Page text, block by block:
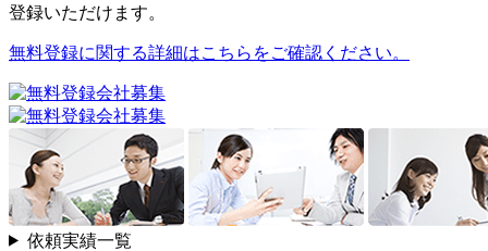
登録いただけます。
無料登録に関する詳細はこちらをご確認ください。
依頼実績一覧